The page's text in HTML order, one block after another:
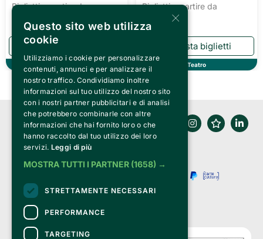
Biglietti a partire da
Biglietti a partire da
Teatro
×
Questo sito web utilizza
cookie
Utilizziamo i cookie per personalizzare
contenuti, annunci e per analizzare il
nostro traffico. Condividiamo inoltre
informazioni sul tuo utilizzo del nostro sito
con i nostri partner pubblicitari e di analisi
che potrebbero combinarle con altre
informazioni che hai fornito loro o che
hanno raccolto dal tuo utilizzo dei loro
servizi. Leggi di più
MOSTRA TUTTI I PARTNER (1658) →
STRETTAMENTE NECESSARI
PERFORMANCE
TARGETING